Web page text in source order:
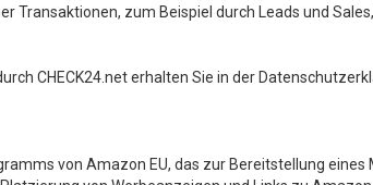
Transaktionen, zum Beispiel durch Leads und
CHECK24.net erhalten Sie in der
von Amazon EU, das zur Bereitstellung eines